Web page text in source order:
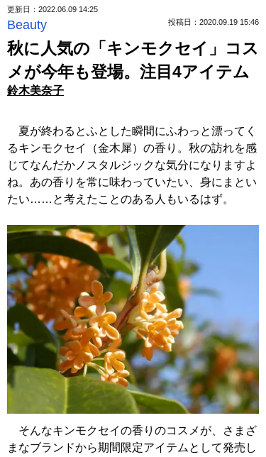
更新日：2022.06.09 14:25
Beauty 投稿日：2020.09.19 15:46
秋に人気の「キンモクセイ」コス
メが今年も登場。注目4アイテム
鈴木美奈子
夏が終わるとふとした瞬間にふわっと漂ってく
るキンモクセイ（金木犀）の香り。秋の訪れを感
じてなんだかノスタルジックな気分になりますよ
ね。あの香りを常に味わっていたい、身にまとい
たい……と考えたことのある人もいるはず。
そんなキンモクセイの香りのコスメが、さまざ
まなブランドから期間限定アイテムとして発売し